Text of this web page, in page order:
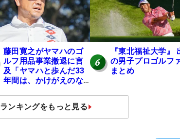
藤田寛之がヤマハのゴ
ルフ用品事業撤退に言
及「ヤマハと歩んだ33
年間は、かけがえのな
6
『東北福祉大学』
の男子プロゴルフ
まとめ
ランキングをもっと見る